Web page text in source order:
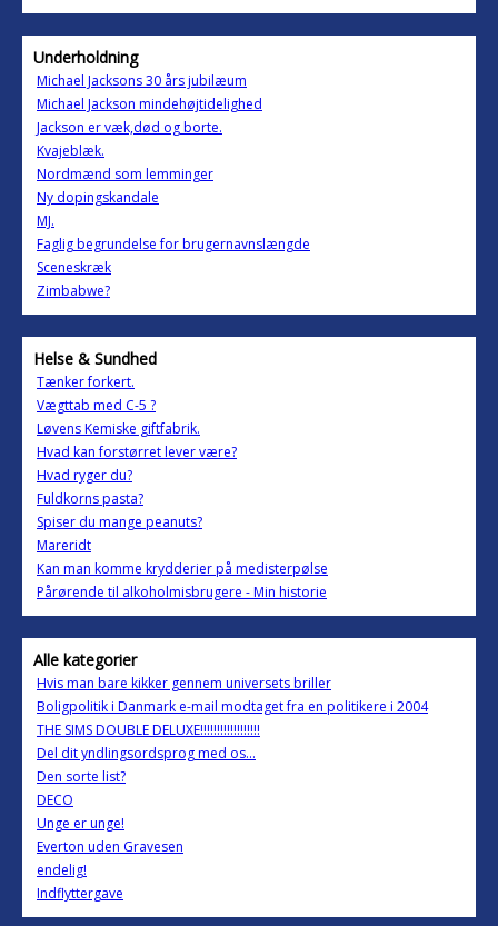
Underholdning
Michael Jacksons 30 års jubilæum
Michael Jackson mindehøjtidelighed
Jackson er væk,død og borte.
Kvajeblæk.
Nordmænd som lemminger
Ny dopingskandale
MJ.
Faglig begrundelse for brugernavnslængde
Sceneskræk
Zimbabwe?
Helse & Sundhed
Tænker forkert.
Vægttab med C-5 ?
Løvens Kemiske giftfabrik.
Hvad kan forstørret lever være?
Hvad ryger du?
Fuldkorns pasta?
Spiser du mange peanuts?
Mareridt
Kan man komme krydderier på medisterpølse
Pårørende til alkoholmisbrugere - Min historie
Alle kategorier
Hvis man bare kikker gennem universets briller
Boligpolitik i Danmark e-mail modtaget fra en politikere i 2004
THE SIMS DOUBLE DELUXE!!!!!!!!!!!!!!!!!!
Del dit yndlingsordsprog med os...
Den sorte list?
DECO
Unge er unge!
Everton uden Gravesen
endelig!
Indflyttergave